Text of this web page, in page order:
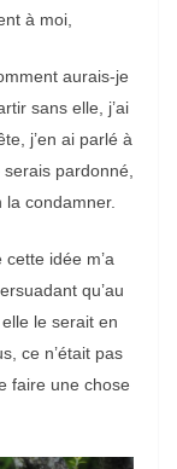
à moi,
aurais-je
sans elle, j’ai
j’en ai parlé à
pardonné,
condamner.
idée m’a
qu’au
le serait en
ce n’était pas
faire une chose